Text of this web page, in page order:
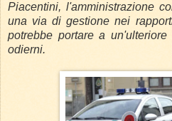
Piacentini, l'amministrazione
una via di gestione nei
potrebbe portare a
odierni.